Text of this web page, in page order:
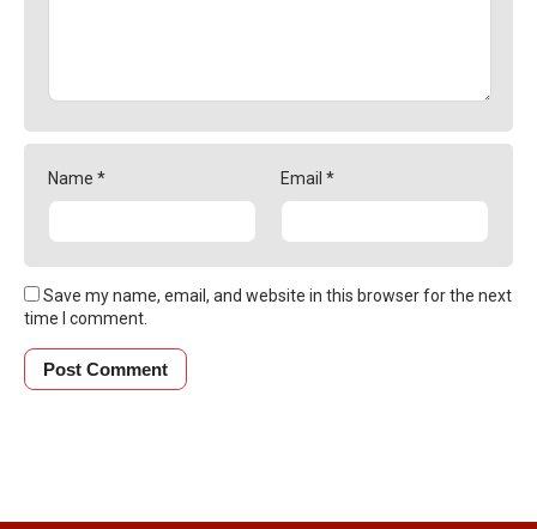
Name * Email *
Save my name, email, and website in this browser for the next
time I comment.